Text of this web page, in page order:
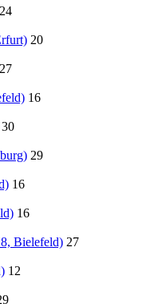
24
20
27
16
30
29
16
16
Bielefeld) 27
12